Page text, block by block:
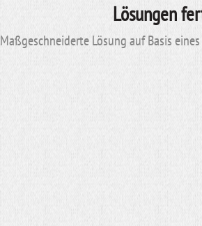
Lösungen
Maßgeschneiderte Lösung auf Basis